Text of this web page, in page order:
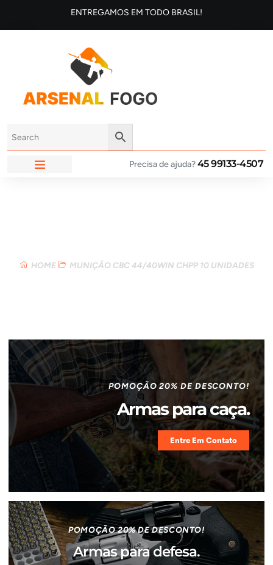
ENTREGAMOS EM TODO BRASIL!
Precisa de ajuda?45 99133-4507
HOME MUNIÇÃO CBC 44/40WIN CHPP 10 UNIDADES
POMOÇÃO 20% DE DESCONTO!
Armas para caça.
Entre Em Contato
POMOÇÃO 20% DE DESCONTO!
Armas para defesa.